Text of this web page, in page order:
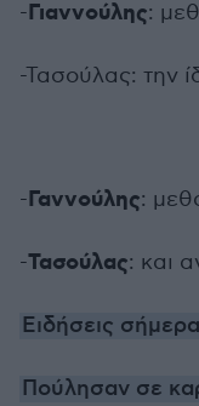
-Γιαννούλης:
-Τασούλας: την
-Γαννούλης:
-Τασούλας: και
Ειδήσεις
Πούλησαν σε